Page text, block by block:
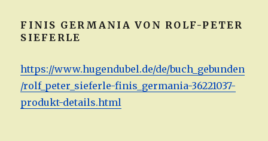
FINIS GERMANIA VON ROLF-PETER
SIEFERLE
https://www.hugendubel.de/de/buch_gebunden
/rolf_peter_sieferle-finis_germania-36221037-
produkt-details.html